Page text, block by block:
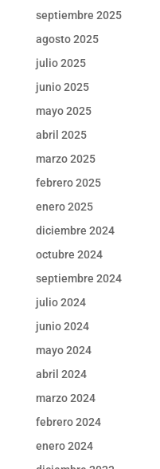
septiembre 2025
agosto 2025
julio 2025
junio 2025
mayo 2025
abril 2025
marzo 2025
febrero 2025
enero 2025
diciembre 2024
octubre 2024
septiembre 2024
julio 2024
junio 2024
mayo 2024
abril 2024
marzo 2024
febrero 2024
enero 2024